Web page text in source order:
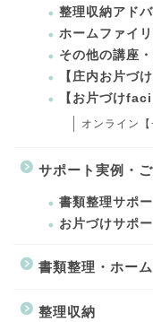
整理収納アド
ホームファイ
その他の講座
【庄内お片づ
【お片づけ
オンライン【
サポート実例・
書類整理サポ
お片づけサポ
書類整理・ホー
整理収納